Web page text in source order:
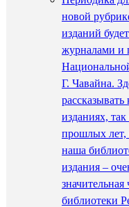
новой
изданий
журналами и
Г. Чавайна.
изданиях,
прошлых лет,
наша
издания –
значительная
библиотеки